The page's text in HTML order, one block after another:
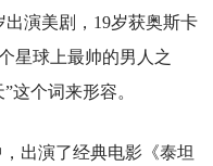
演美剧，19岁获奥斯卡
星球上最帅的男人之
这个词来形容。
出演了经典电影《泰坦